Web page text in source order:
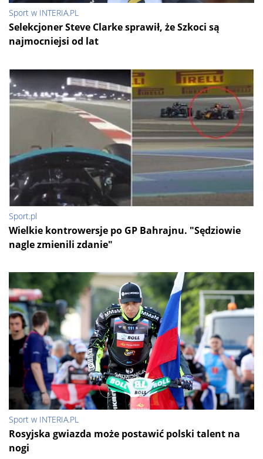
Sport w INTERIA.PL
Selekcjoner Steve Clarke sprawił, że Szkoci są
najmocniejsi od lat
Sport.pl
Wielkie kontrowersje po GP Bahrajnu. "Sędziowie
nagle zmienili zdanie"
Sport w INTERIA.PL
Rosyjska gwiazda może postawić polski talent na
nogi